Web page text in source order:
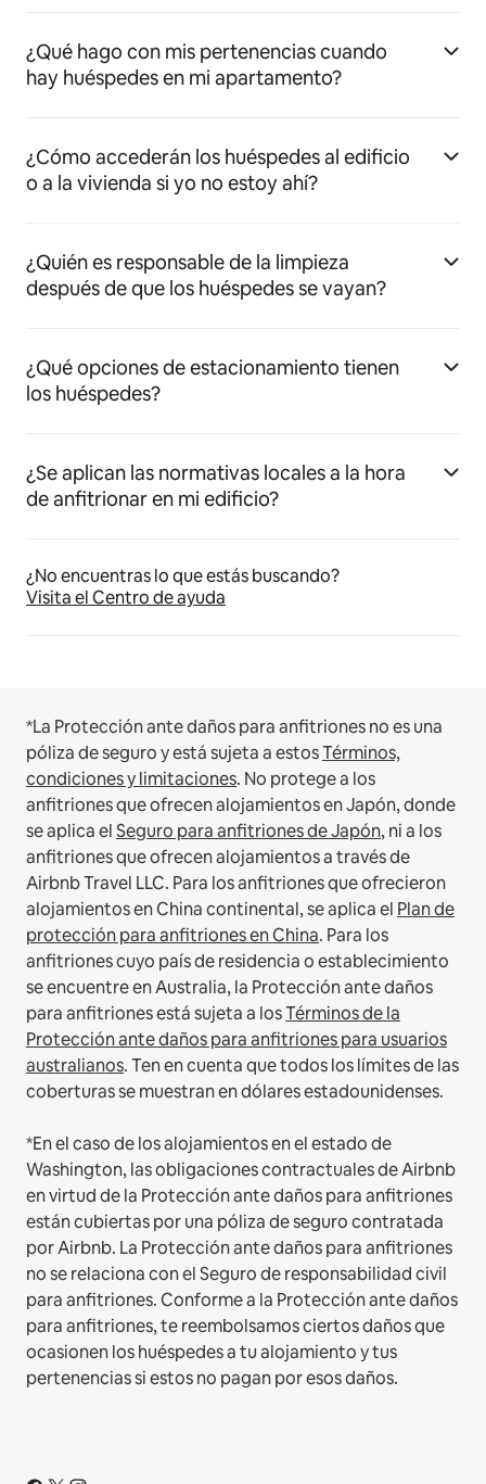
¿Qué hago con mis pertenencias cuando
hay huéspedes en mi apartamento?
¿Cómo accederán los huéspedes al edificio
o a la vivienda si yo no estoy ahí?
¿Quién es responsable de la limpieza
después de que los huéspedes se vayan?
¿Qué opciones de estacionamiento tienen
los huéspedes?
¿Se aplican las normativas locales a la hora
de anfitrionar en mi edificio?
¿No encuentras lo que estás buscando?
Visita el Centro de ayuda
*La Protección ante daños para anfitriones no es una
póliza de seguro y está sujeta a estosTérminos,
condiciones y limitaciones. No protege a los
anfitriones que ofrecen alojamientos en Japón, donde
se aplica elSeguro para anfitriones de Japón, ni a los
anfitriones que ofrecen alojamientos a través de
Airbnb Travel LLC. Para los anfitriones que ofrecieron
alojamientos en China continental, se aplica el Plan de
protección para anfitriones en China. Para los
anfitriones cuyo país de residencia o establecimiento
se encuentre en Australia, la Protección ante daños
para anfitriones está sujeta a losTérminos de la
Protección ante daños para anfitriones para usuarios
australianos. Ten en cuenta que todos los límites de las
coberturas se muestran en dólares estadounidenses.
*En el caso de los alojamientos en el estado de
Washington, las obligaciones contractuales de Airbnb
en virtud de la Protección ante daños para anfitriones
están cubiertas por una póliza de seguro contratada
por Airbnb. La Protección ante daños para anfitriones
no se relaciona con el Seguro de responsabilidad civil
para anfitriones. Conforme a la Protección ante daños
para anfitriones, te reembolsamos ciertos daños que
ocasionen los huéspedes a tu alojamiento y tus
pertenencias si estos no pagan por esos daños.